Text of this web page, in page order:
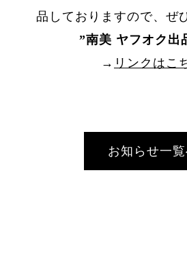
品しておりますので、ぜ
”南美 ヤフオク出
→ リンクはこ
お知らせ一